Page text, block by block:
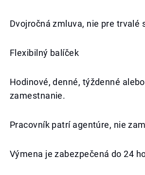
Dvojročná zmluva, nie pre trvalé
Flexibilný balíček
Hodinové, denné, týždenné
zamestnanie.
Pracovník patrí agentúre, nie
Výmena je zabezpečená do 24